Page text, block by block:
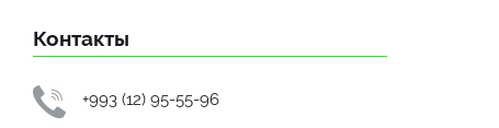
Контакты
+993 (12) 95-55-96